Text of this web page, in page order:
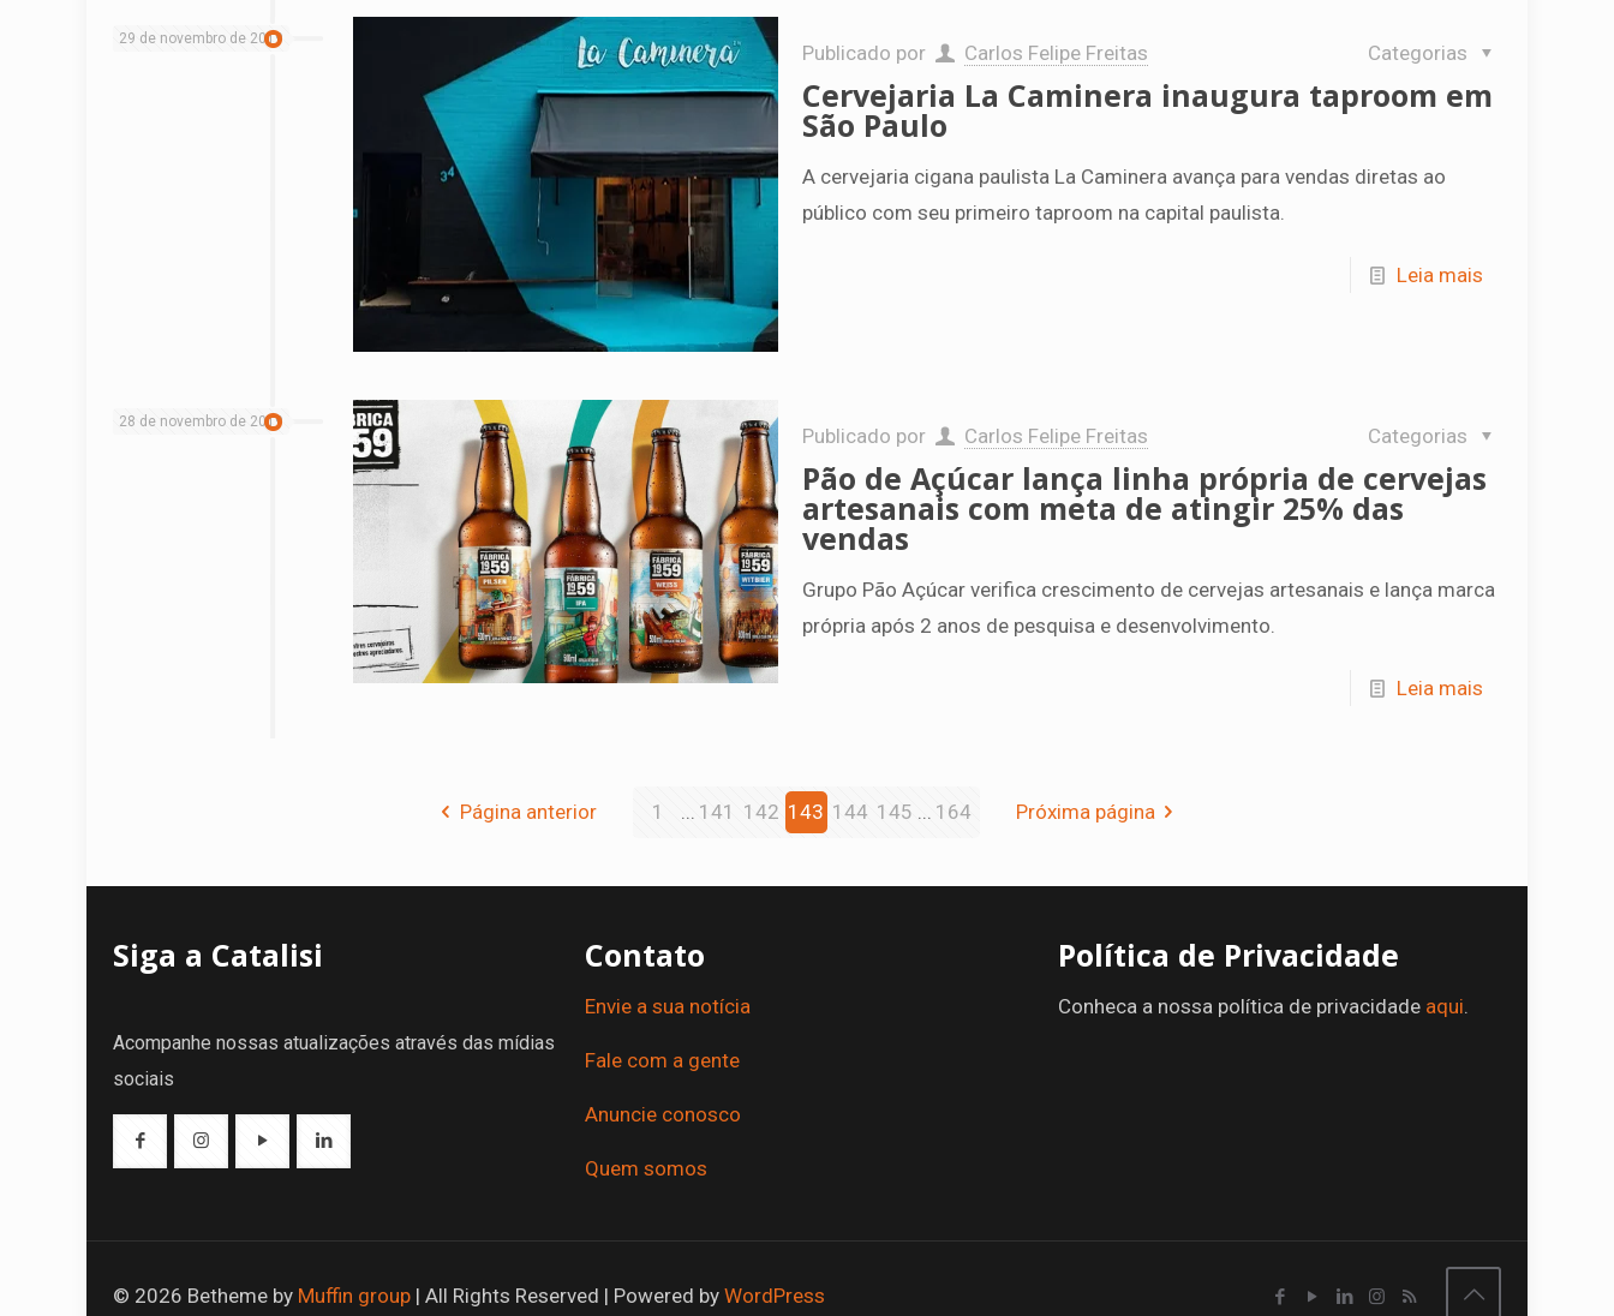
29 de novembro de 2019
Publicado por Carlos Felipe Freitas Categorias
Cervejaria La Caminera inaugura taproom em
São Paulo
A cervejaria cigana paulista La Caminera avança para vendas diretas ao
público com seu primeiro taproom na capital paulista.
Leia mais
28 de novembro de 2019
Publicado por Carlos Felipe Freitas Categorias
Pão de Açúcar lança linha própria de cervejas
artesanais com meta de atingir 25% das
vendas
Grupo Pão Açúcar verifica crescimento de cervejas artesanais e lança marca
própria após 2 anos de pesquisa e desenvolvimento.
Leia mais
Página anterior 1 ... 141 142 143 144 145 ... 164 Próxima página
Siga a Catalisi
Acompanhe nossas atualizações através das mídias
sociais
Contato
Envie a sua notícia
Fale com a gente
Anuncie conosco
Quem somos
Política de Privacidade
Conheca a nossa política de privacidade aqui.
© 2026 Betheme by Muffin group | All Rights Reserved | Powered by WordPress